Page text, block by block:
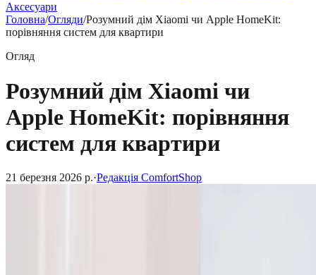
Аксесуари
Головна/Огляди/Розумний дім Xiaomi чи Apple HomeKit:
порівняння систем для квартири
Огляд
Розумний дім Xiaomi чи
Apple HomeKit: порівняння
систем для квартири
21 березня 2026 р.·Редакція ComfortShop